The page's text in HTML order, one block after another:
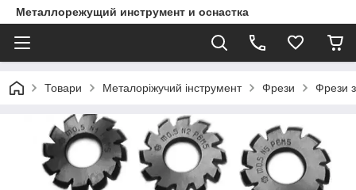
Металлорежущий инструмент и оснастка
Товари Металоріжучий інструмент Фрези Фрези